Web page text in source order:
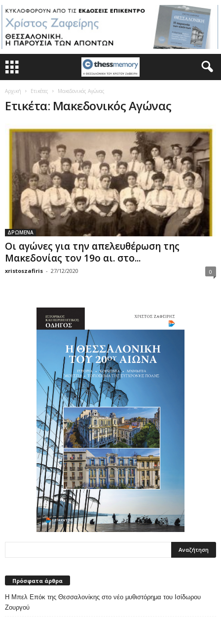
Αρχική Ετικέτες Μακεδονικός Αγώνας
Ετικέτα: Μακεδονικός Αγώνας
ΔΡΩΜΕΝΑ
Οι αγώνες για την απελευθέρωση της
Μακεδονίας τον 19ο αι. στο...
xristoszafiris - 27/12/2020 0
Πρόσφατα άρθρα
Η Μπελ Επόκ της Θεσσαλονίκης στο νέο μυθιστόρημα του Ισίδωρου
Ζουργού